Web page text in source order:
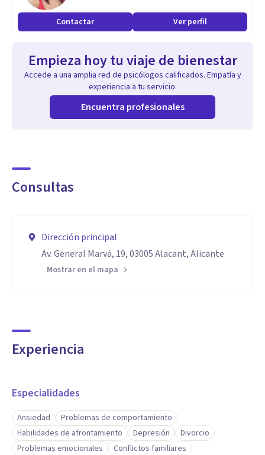
Contactar Ver perfil
Empieza hoy tu viaje de bienestar
Accede a una amplia red de psicólogos calificados. Empatía y
experiencia a tu servicio.
Encuentra profesionales
Consultas
Dirección principal
Av. General Marvá, 19, 03005 Alacant, Alicante
Mostrar en el mapa
Experiencia
Especialidades
Ansiedad
Problemas de comportamiento
Habilidades de afrontamiento
Depresión
Divorcio
Problemas emocionales
Conflictos familiares